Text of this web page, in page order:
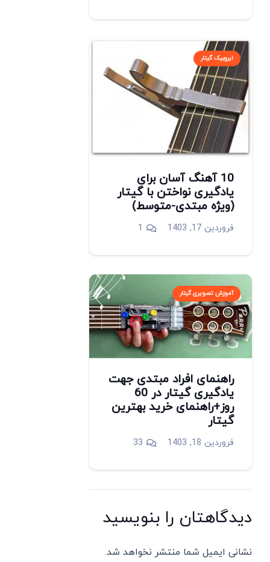
ایروبیک گیتار
10 آهنگ آسان برای
یادگیری نواختن با گیتار
(ویژه مبتدی-متوسط)
فروردین 17, 1403 1دیدگاه
آموزش تصویری گیتار
راهنمای افراد مبتدی جهت
یادگیری گیتار در 60
روز+راهنمای خرید بهترین
گیتار
فروردین 18, 1403 33دیدگاه
دیدگاهتان را بنویسید
نشانی ایمیل شما منتشر نخواهد شد.